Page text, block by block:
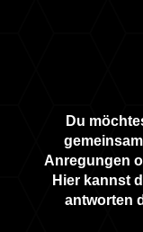
Du
Anregungen
Hier kannst
antworten